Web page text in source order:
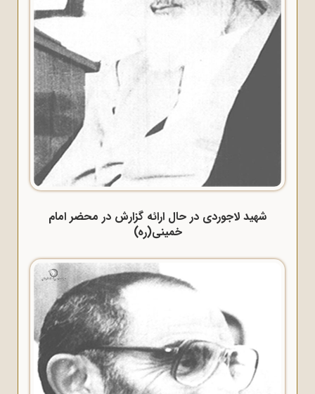
شهید لاجوردی در حال ارائه گزارش در محضر امام
خمینی(ره)